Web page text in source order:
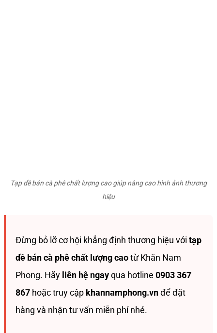
Tạp dề bán cà phê chất lượng cao giúp nâng cao hình ảnh thương
hiệu
Đừng bỏ lỡ cơ hội khẳng định thương hiệu với tạp
dề bán cà phê chất lượng caotừ Khăn Nam
Phong. Hãy liên hệ ngayqua hotline 0903 367
867 hoặc truy cập khannamphong.vnđể đặt
hàng và nhận tư vấn miễn phí nhé.